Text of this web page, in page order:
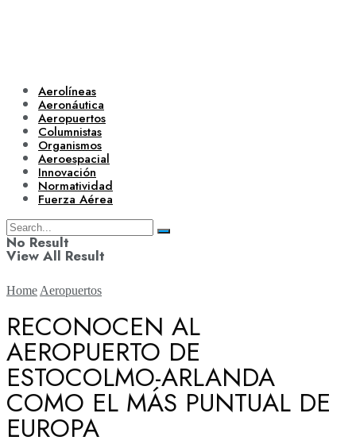
Aerolíneas
Aeronáutica
Aeropuertos
Columnistas
Organismos
Aeroespacial
Innovación
Normatividad
Fuerza Aérea
No Result
View All Result
Aerolíneas
Aeronáutica
Home Aeropuertos
RECONOCEN AL
AEROPUERTO DE
ESTOCOLMO-ARLANDA
COMO EL MÁS PUNTUAL DE
EUROPA